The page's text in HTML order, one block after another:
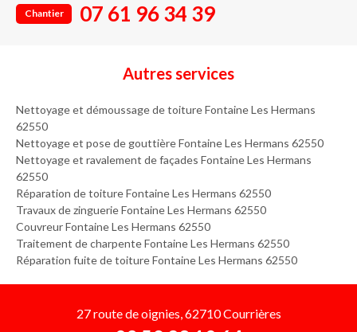
Chantier 07 61 96 34 39
Autres services
Nettoyage et démoussage de toiture Fontaine Les Hermans
62550
Nettoyage et pose de gouttière Fontaine Les Hermans 62550
Nettoyage et ravalement de façades Fontaine Les Hermans
62550
Réparation de toiture Fontaine Les Hermans 62550
Travaux de zinguerie Fontaine Les Hermans 62550
Couvreur Fontaine Les Hermans 62550
Traitement de charpente Fontaine Les Hermans 62550
Réparation fuite de toiture Fontaine Les Hermans 62550
27 route de oignies, 62710 Courrières